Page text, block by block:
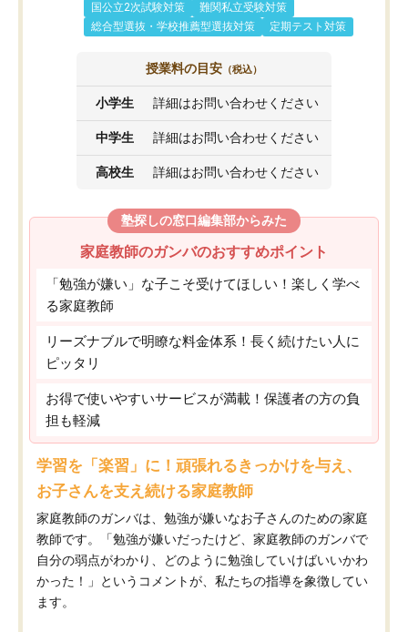
国公立2次試験対策
難関私立受験対策
総合型選抜・学校推薦型選抜対策
定期テスト対策
授業料の目安 （税込）
小学生 詳細はお問い合わせください
中学生 詳細はお問い合わせください
高校生 詳細はお問い合わせください
塾探しの窓口編集部からみた
家庭教師のガンバのおすすめポイント
「勉強が嫌い」な子こそ受けてほしい！楽しく学べ
る家庭教師
リーズナブルで明瞭な料金体系！長く続けたい人に
ピッタリ
お得で使いやすいサービスが満載！保護者の方の負
担も軽減
学習を「楽習」に！頑張れるきっかけを与え、
お子さんを支え続ける家庭教師
家庭教師のガンバは、勉強が嫌いなお子さんのための家庭
教師です。「勉強が嫌いだったけど、家庭教師のガンバで
自分の弱点がわかり、どのように勉強していけばいいかわ
かった！」というコメントが、私たちの指導を象徴してい
ます。